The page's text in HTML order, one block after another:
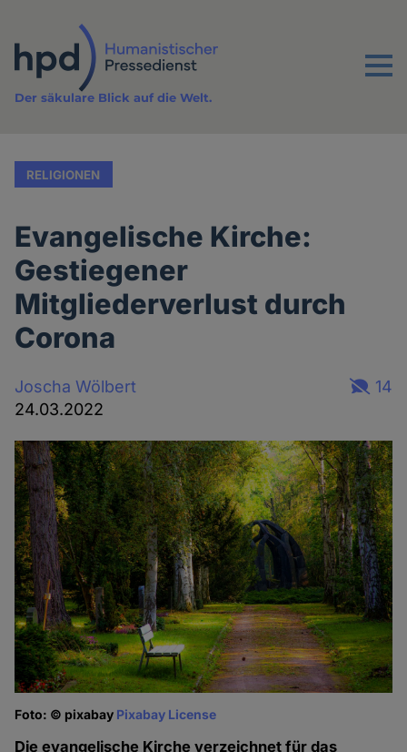
Inhalt
Menu
Der säkulare Blick auf die Welt.
RELIGIONEN
Evangelische Kirche:
Gestiegener
Mitgliederverlust durch
Corona
Joscha Wölbert
24.03.2022
14
Foto: © pixabay Pixabay License
Die evangelische Kirche verzeichnet für das